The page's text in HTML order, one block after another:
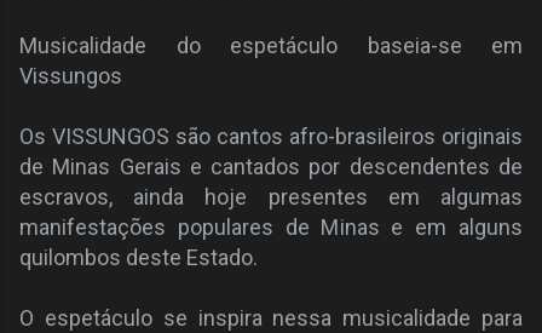
Musicalidade do espetáculo baseia-se em
Vissungos
Os VISSUNGOS são cantos afro-brasileiros originais
de Minas Gerais e cantados por descendentes de
escravos, ainda hoje presentes em algumas
manifestações populares de Minas e em alguns
quilombos deste Estado.
O espetáculo se inspira nessa musicalidade para